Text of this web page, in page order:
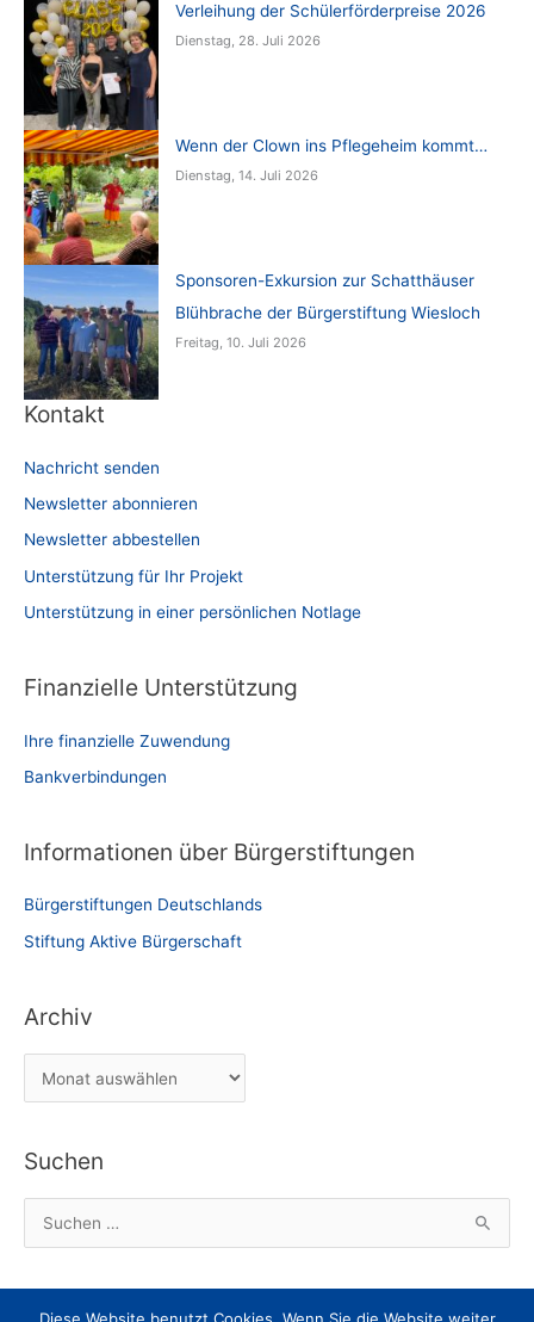
Verleihung der Schülerförderpreise 2026
Dienstag, 28. Juli 2026
Wenn der Clown ins Pflegeheim kommt…
Dienstag, 14. Juli 2026
Sponsoren-Exkursion zur Schatthäuser
Blühbrache der Bürgerstiftung Wiesloch
Freitag, 10. Juli 2026
Kontakt
Nachricht senden
Newsletter abonnieren
Newsletter abbestellen
Unterstützung für Ihr Projekt
Unterstützung in einer persönlichen Notlage
Finanzielle Unterstützung
Ihre finanzielle Zuwendung
Bankverbindungen
Informationen über Bürgerstiftungen
Bürgerstiftungen Deutschlands
Stiftung Aktive Bürgerschaft
Archiv
r
h
i
Suchen
u